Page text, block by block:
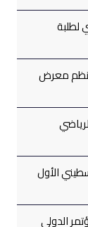
لطلبة
معرض
الأول
الدولي